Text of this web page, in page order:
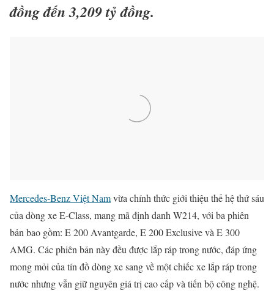
đồng đến 3,209 tỷ đồng.
Mercedes-Benz Việt Namvừa chính thức giới thiệu thế hệ thứ sáu
của dòng xe E-Class, mang mã định danh W214, với ba phiên
bản bao gồm: E 200 Avantgarde, E 200 Exclusive và E 300
AMG. Các phiên bản này đều được lắp ráp trong nước, đáp ứng
mong mỏi của tín đồ dòng xe sang về một chiếc xe lắp ráp trong
nước nhưng vẫn giữ nguyên giá trị cao cấp và tiến bộ công nghệ.